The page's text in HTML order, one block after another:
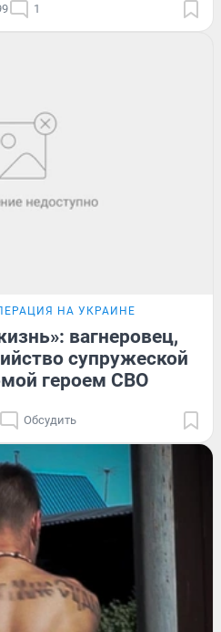
1
НА УКРАИНЕ
вагнеровец,
супружеской
героем СВО
Обсудить